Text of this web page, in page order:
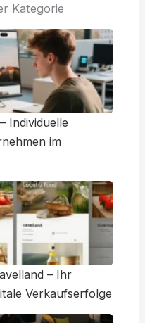
Kategorie
Individuelle
im
– Ihr
Verkaufserfolge